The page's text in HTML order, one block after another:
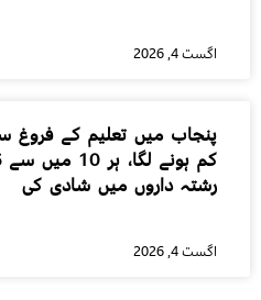
اگست 4, 2026
پنجاب میں تعلیم کے فروغ
رشتہ داروں میں شادی کی
اگست 4, 2026